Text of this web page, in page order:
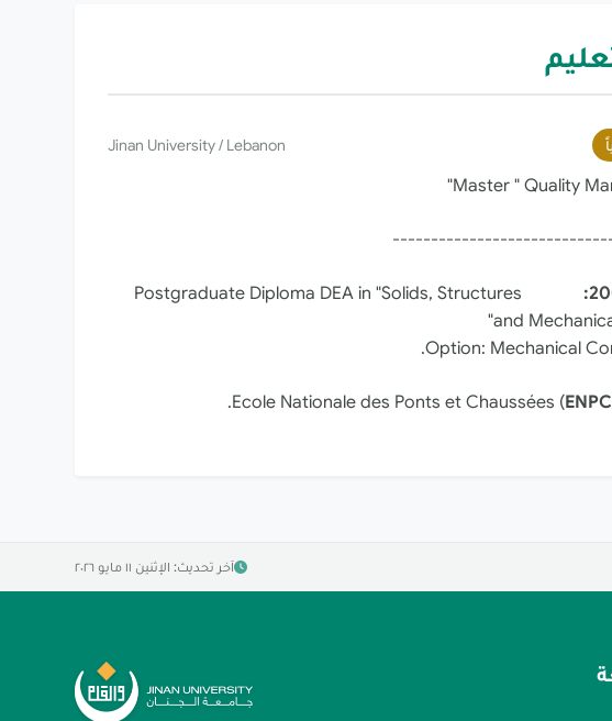
Jinan University / Lebanon
Master " Quality
Postgraduate Diploma DEA in "Solids, Structures
and
Option: Mechanical
Ecole Nationale des Ponts et Chaussées (ENPC
آخر تحديث: الإثنين ١١ مايو ٢٠٢٦